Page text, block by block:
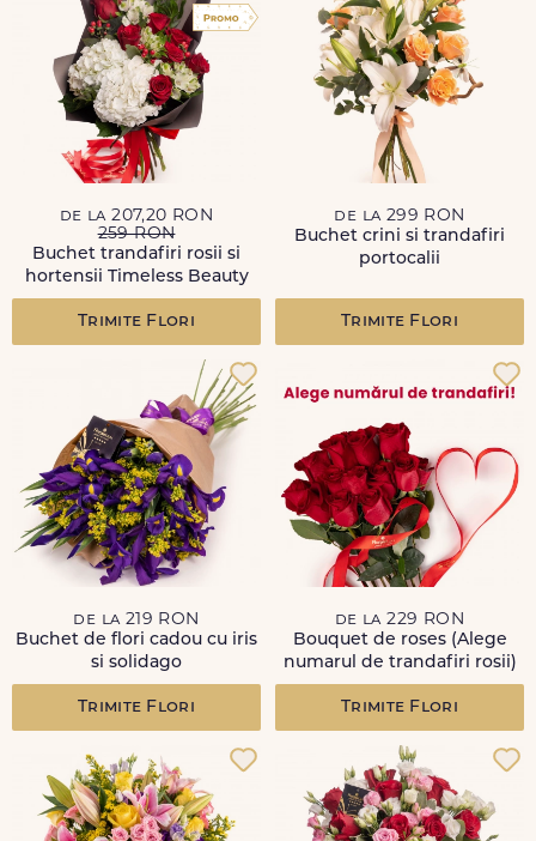
de la 207,20 RON
259 RON
Buchet trandafiri rosii si
hortensii Timeless Beauty
Trimite Flori
de la 299 RON
Buchet crini si trandafiri
portocalii
Trimite Flori
de la 219 RON
Buchet de flori cadou cu iris
si solidago
Trimite Flori
de la 229 RON
Bouquet de roses (Alege
numarul de trandafiri rosii)
Trimite Flori